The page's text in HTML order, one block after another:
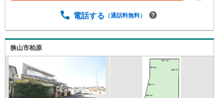
スメーカー7社を保有しておりますので、ご予算・ご希望に
産情報を豊富に取り揃えております。またリフォームの相
談も承ります。◇インターネット予約で当日現地見学が可
能です（1）［室内・現地を見学する］をクリック（2）本
日～4日以内をご希望の方は「ご要望・ご質問欄」に希望日
時をご記入ください！
電話する （通話料無料）
狭山市柏原